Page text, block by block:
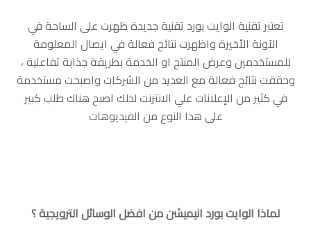
تعتبر تقنية الوايت بورد تقنية جديدة ظهرت على الساحة في
الآونة الأخيرة واظهرت نتائج فعالة في ايصال المعلومة
للمستخدمين وعرض المنتج او الخدمة بطريقة جذابة تفاعلية ،
وحققت نتائج فعالة مع العديد من الشركات واصبحت مستخدمة
في كثير من الإعلانات علي الانترنت لذلك اصبح هناك طلب كبير
على هذا النوع من الفيديوهات
لماذا الوايت بورد انيميشن من افضل الوسائل الترويجية ؟